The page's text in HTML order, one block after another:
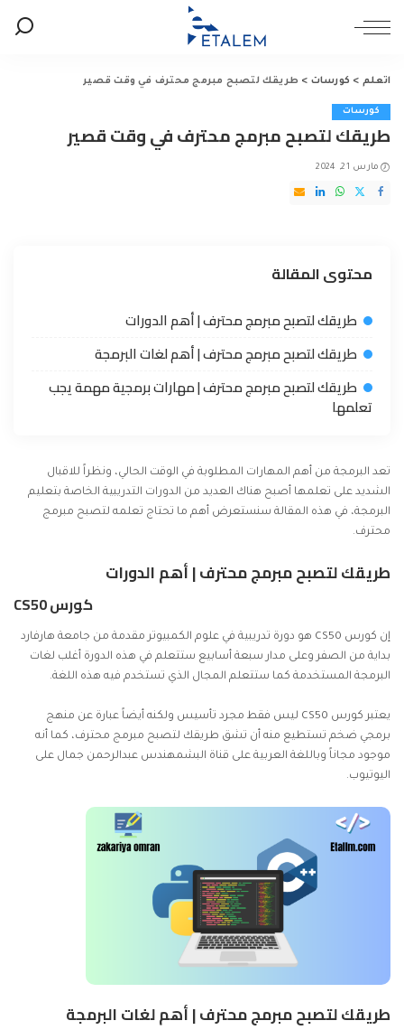
اتعلم > كورسات > طريقك لتصبح مبرمج محترف في وقت قصير
كورسات
طريقك لتصبح مبرمج محترف في وقت قصير
مارس 21, 2024
محتوى المقالة
طريقك لتصبح مبرمج محترف | أهم الدورات
طريقك لتصبح مبرمج محترف | أهم لغات البرمجة
طريقك لتصبح مبرمج محترف | مهارات برمجية مهمة يجب
تعلمها
تعد البرمجة من أهم المهارات المطلوبة في الوقت الحالي، ونظراً للاقبال
الشديد على تعلمها أصبح هناك العديد من الدورات التدريبية الخاصة بتعليم
البرمجة، في هذه المقالة سنستعرض أهم ما تحتاج تعلمه لتصبح مبرمج
محترف.
طريقك لتصبح مبرمج محترف | أهم الدورات
كورس CS50
إن كورس CS50 هو دورة تدريبية في علوم الكمبيوتر مقدمة من جامعة هارفارد
بداية من الصفر وعلى مدار سبعة أسابيع ستتعلم في هذه الدورة أغلب لغات
البرمجة المستخدمة كما ستتعلم المجال الذي تستخدم فيه هذه اللغة.
يعتبر كورس CS50
ليس فقط مجرد تأسيس ولكنه أيضاً عبارة عن منهج
برمجي ضخم تستطيع منه أن تشق طريقك لتصبح مبرمج محترف، كما أنه
موجود مجاناً وباللغة العربية على قناة البشمهندس عبدالرحمن جمال على
اليوتيوب.
طريقك لتصبح مبرمج محترف | أهم لغات البرمجة